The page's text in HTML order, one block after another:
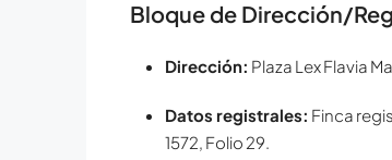
Bloque de Dirección/
Dirección: Plaza Lex Flavia
Datos registrales: Finca
1572, Folio 29.